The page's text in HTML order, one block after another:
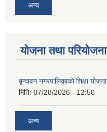
अन्य
योजना तथा परियोजना
बृन्दावन नगरपालिकाको शिक्षा योजना
मिति: 07/28/2026 - 12:50
अन्य